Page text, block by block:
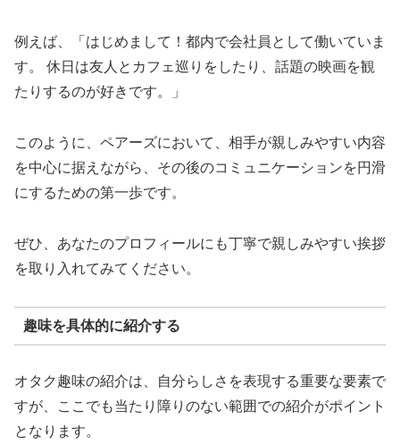
例えば、「はじめまして！都内で会社員として働いていま
す。 休日は友人とカフェ巡りをしたり、話題の映画を観
たりするのが好きです。」
このように、ペアーズにおいて、相手が親しみやすい内容
を中心に据えながら、その後のコミュニケーションを円滑
にするための第一歩です。
ぜひ、あなたのプロフィールにも丁寧で親しみやすい挨拶
を取り入れてみてください。
趣味を具体的に紹介する
オタク趣味の紹介は、自分らしさを表現する重要な要素で
すが、ここでも当たり障りのない範囲での紹介がポイント
となります。